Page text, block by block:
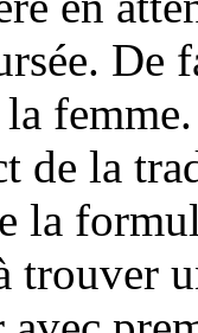
de la
la
trouver